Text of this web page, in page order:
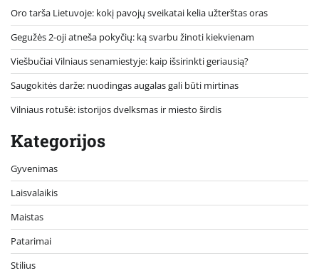
Oro tarša Lietuvoje: kokį pavojų sveikatai kelia užterštas oras
Gegužės 2-oji atneša pokyčių: ką svarbu žinoti kiekvienam
Viešbučiai Vilniaus senamiestyje: kaip išsirinkti geriausią?
Saugokitės darže: nuodingas augalas gali būti mirtinas
Vilniaus rotušė: istorijos dvelksmas ir miesto širdis
Kategorijos
Gyvenimas
Laisvalaikis
Maistas
Patarimai
Stilius